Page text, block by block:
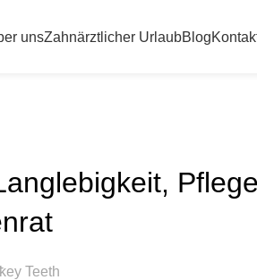
unsZahnärztlicher UrlaubBlog
Teeth